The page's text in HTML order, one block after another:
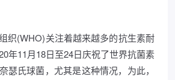
织(WHO)关注着越来越多的抗生素耐
年11月18日至24日庆祝了世界抗菌素
瑟氏球菌，尤其是这种情况，为此，